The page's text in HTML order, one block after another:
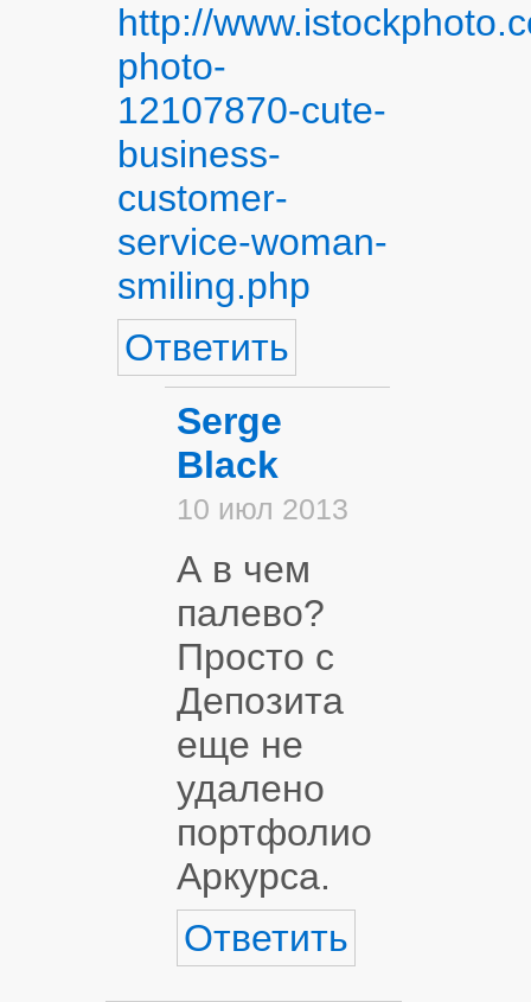
http://
photo-
12107870-cute-
business-
customer-
service-woman-
smiling.php
Ответить
Serge
Black
10 июл 2013
А в чем
палево?
Просто с
Депозита
еще не
удалено
портфолио
Аркурса.
Ответить